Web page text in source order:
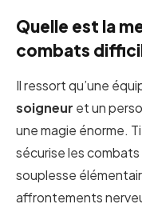
Quelle est la
combats
Il ressort qu’une
soigneur et un
une magie énorme.
sécurise les
souplesse
affrontements